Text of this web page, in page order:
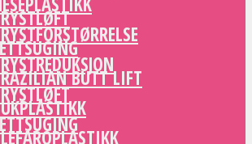
BUTT LIFT